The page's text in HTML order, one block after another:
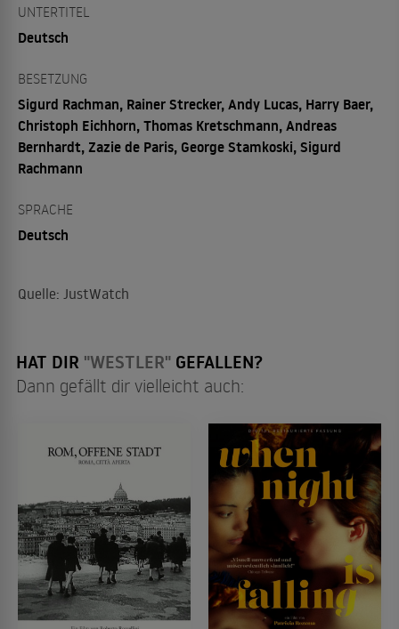
UNTERTITEL
Deutsch
BESETZUNG
Sigurd Rachman, Rainer Strecker, Andy Lucas, Harry Baer,
Christoph Eichhorn, Thomas Kretschmann, Andreas
Bernhardt, Zazie de Paris, George Stamkoski, Sigurd
Rachmann
SPRACHE
Deutsch
Quelle: JustWatch
HAT DIR "WESTLER" GEFALLEN?
Dann gefällt dir vielleicht auch: